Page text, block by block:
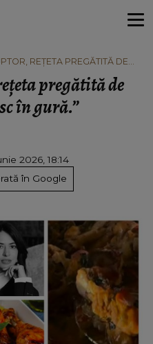
REȚETA PREGĂTITĂ DE
pregătită de
în gură.”
2026, 18:14
în Google